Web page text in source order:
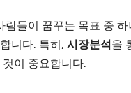
람들이 꿈꾸는 목표 중
니다. 특히, 시장분석을
이 중요합니다.